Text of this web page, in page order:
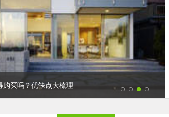
购买吗？优缺点大梳理
1 2 3 4